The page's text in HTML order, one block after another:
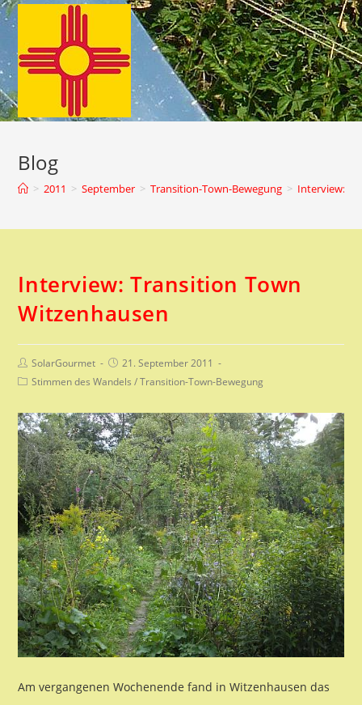
Zum
springen
Blog
> 2011 > September > Transition-Town-Bewegung > Interview:
Interview: Transition Town
Witzenhausen
Beitrags-
Autor:
SolarGourmet
Beitrag
21. September 2011
Beitrags-
Stimmen des Wandels / Transition-Town-Bewegung
Am vergangenen Wochenende fand in Witzenhausen das